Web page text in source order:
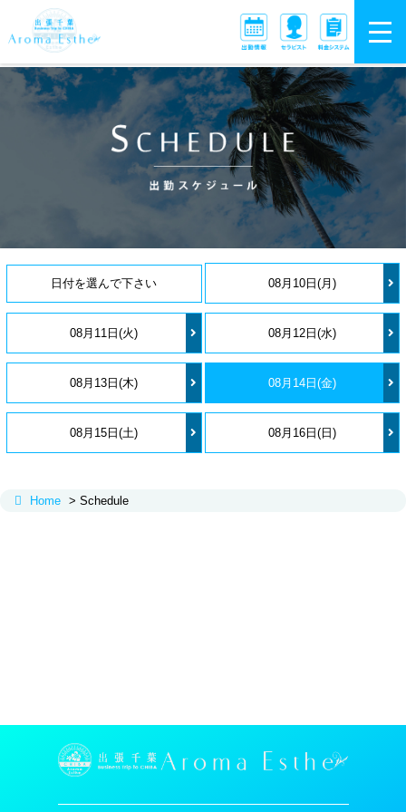
日付を選んで下さい 08月10日(月)
08月11日(火) 08月12日(水)
08月13日(木) 08月14日(金)
08月15日(土) 08月16日(日)
Home Schedule